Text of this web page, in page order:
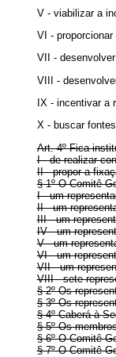
V - viabilizar a
VI -
VII -
VIII -
IX - incentivar a
X - buscar
Art. 4º Fica
I - de realizar
II - propor a
§ 1º O Comitê
I - um
II - um
III - um
IV - um
V - um
VI - um
VII - um
VIII - sete
§ 2º Os
§ 3º Os
§ 4º Caberá à
§ 5º Os
§ 6º O Comitê
§ 7º O Comitê